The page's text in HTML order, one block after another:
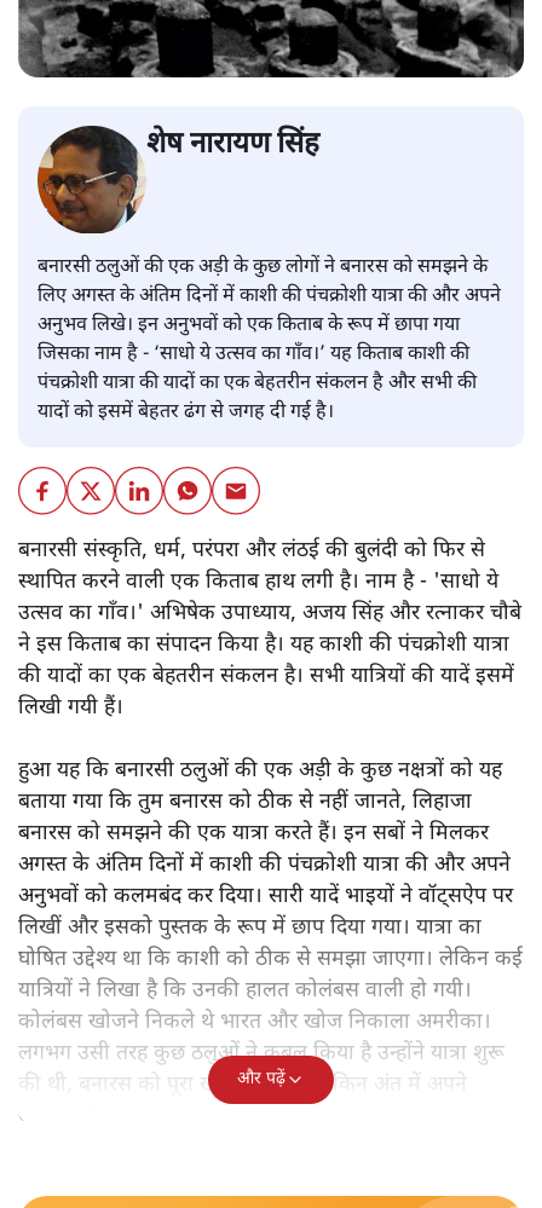
शेष नारायण सिंह
बनारसी ठलुओं की एक अड़ी के कुछ लोगों ने बनारस को समझने के
लिए अगस्त के अंतिम दिनों में काशी की पंचक्रोशी यात्रा की और अपने
अनुभव लिखे। इन अनुभवों को एक किताब के रूप में छापा गया
जिसका नाम है - ‘साधो ये उत्सव का गाँव।’ यह किताब काशी की
पंचक्रोशी यात्रा की यादों का एक बेहतरीन संकलन है और सभी की
यादों को इसमें बेहतर ढंग से जगह दी गई है।
बनारसी संस्कृति, धर्म, परंपरा और लंठई की बुलंदी को फिर से
स्थापित करने वाली एक किताब हाथ लगी है। नाम है - 'साधो ये
उत्सव का गाँव।' अभिषेक उपाध्याय, अजय सिंह और रत्नाकर चौबे
ने इस किताब का संपादन किया है। यह काशी की पंचक्रोशी यात्रा
की यादों का एक बेहतरीन संकलन है। सभी यात्रियों की यादें इसमें
लिखी गयी हैं।
हुआ यह कि बनारसी ठलुओं की एक अड़ी के कुछ नक्षत्रों को यह
बताया गया कि तुम बनारस को ठीक से नहीं जानते, लिहाजा
बनारस को समझने की एक यात्रा करते हैं। इन सबों ने मिलकर
अगस्त के अंतिम दिनों में काशी की पंचक्रोशी यात्रा की और अपने
अनुभवों को कलमबंद कर दिया। सारी यादें भाइयों ने वॉट्सऐप पर
लिखीं और इसको पुस्तक के रूप में छाप दिया गया। यात्रा का
घोषित उद्देश्य था कि काशी को ठीक से समझा जाएगा। लेकिन कई
यात्रियों ने लिखा है कि उनकी हालत कोलंबस वाली हो गयी।
कोलंबस खोजने निकले थे भारत और खोज निकाला अमरीका।
लगभग उसी तरह कुछ ठलुओं ने कुबूल किया है उन्होंने यात्रा शुरू
की थी, बनारस को पूरा खोजने के लिए लेकिन अंत में अपने
आपको ही समझकर संतुष्ट हो गए।
और पढ़ें